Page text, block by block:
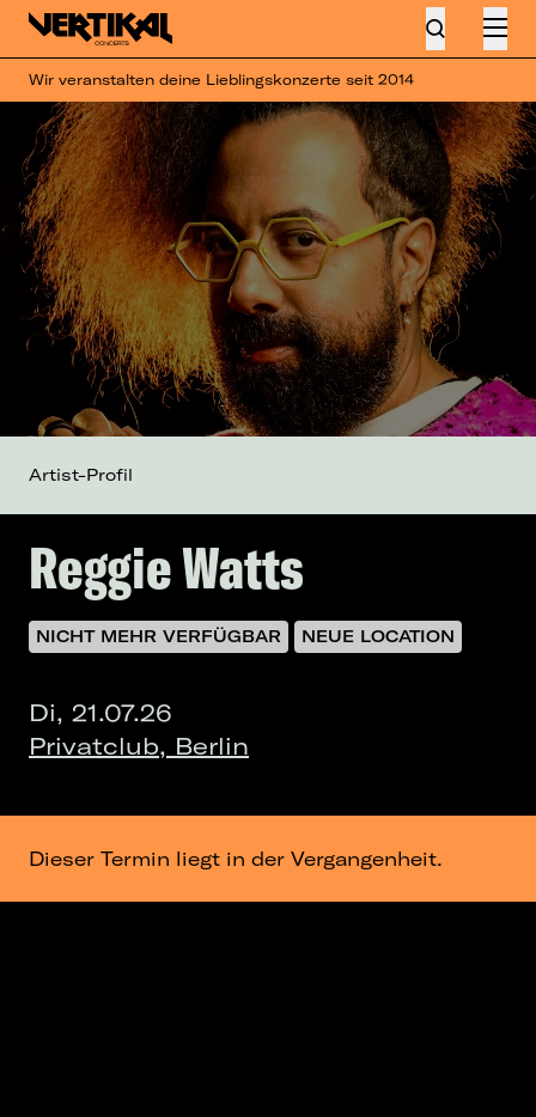
Wir veranstalten deine Lieblingskonzerte seit 2014
Reggie Watts
NICHT MEHR VERFÜGBAR NEUE LOCATION
Di, 21.07.26
Privatclub, Berlin
Artist-Profil
Dieser Termin liegt in der Vergangenheit.